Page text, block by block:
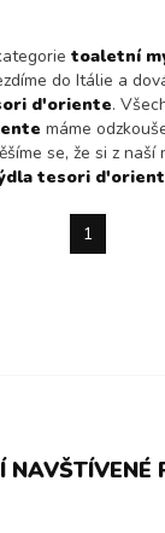
toaletní
do Itálie a
d'oriente.
máme
se, že si z
tesori
1
NAVŠTÍVENÉ